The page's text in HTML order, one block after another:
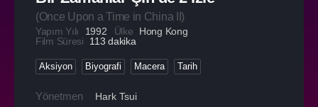
(Once Upon a Time in China II)
Yapım Yılı 1992 Ülke
Hong Kong
Film Süresi
113 dakika
Aksiyon Biyografi Macera Tarih
Yönetmen Hark Tsui